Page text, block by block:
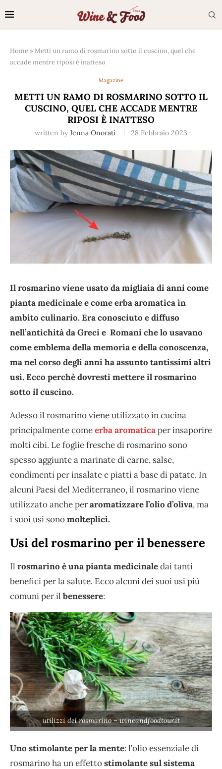
Home »Metti un ramo di rosmarino sotto il cuscino, quel che
accade mentre riposi è inatteso
Magazine
METTI UN RAMO DI ROSMARINO SOTTO IL
CUSCINO, QUEL CHE ACCADE MENTRE
RIPOSI È INATTESO
written by Jenna Onorati 28 Febbraio 2023
Il rosmarino viene usato da migliaia di anni come
pianta medicinale e come erba aromatica in
ambito culinario. Era conosciuto e diffuso
nell’antichità da Greci e Romani che lo usavano
come emblema della memoria e della conoscenza,
ma nel corso degli anni ha assunto tantissimi altri
usi. Ecco perchè dovresti mettere il rosmarino
sotto il cuscino.
Adesso il rosmarino viene utilizzato in cucina
principalmente comeerba aromaticaper insaporire
molti cibi. Le foglie fresche di rosmarino sono
spesso aggiunte a marinate di carne, salse,
condimenti per insalate e piatti a base di patate. In
alcuni Paesi del Mediterraneo, il rosmarino viene
utilizzato anche peraromatizzare l’olio d’oliva, ma
i suoi usi sonomolteplici.
Usi del rosmarino per il benessere
Il rosmarino è una pianta medicinaledai tanti
benefici per la salute. Ecco alcuni dei suoi usi più
comuni per il benessere:
utilizzi del rosmarino – wineandfoodtour.it
Uno stimolante per la mente: l’olio essenziale di
rosmarino ha un effettostimolante sul sistema